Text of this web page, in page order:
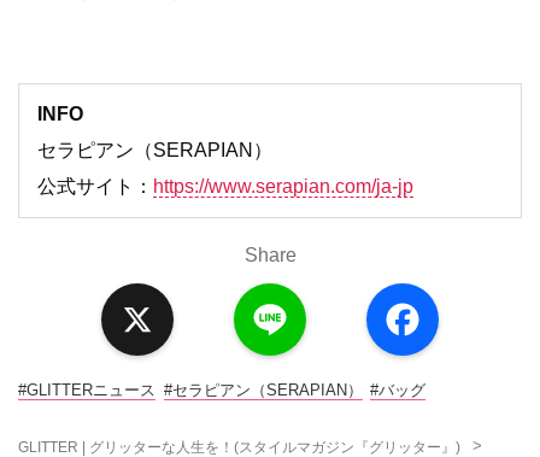
INFO
セラピアン（SERAPIAN）
公式サイト： https://www.serapian.com/ja-jp
Share
a
c
#GLITTERニュース #セラピアン（SERAPIAN） #バッグ
GLITTER | グリッターな人生を！(スタイルマガジン『グリッター』) >